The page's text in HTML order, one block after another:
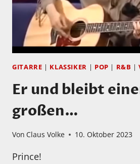
GITARRE | KLASSIKER | POP | R&B |
Er und bleibt
großen…
Von Claus Volke 10. Oktober 2023
Prince!